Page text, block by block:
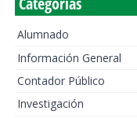
Alumnado
Información General
Contador Público
Investigación